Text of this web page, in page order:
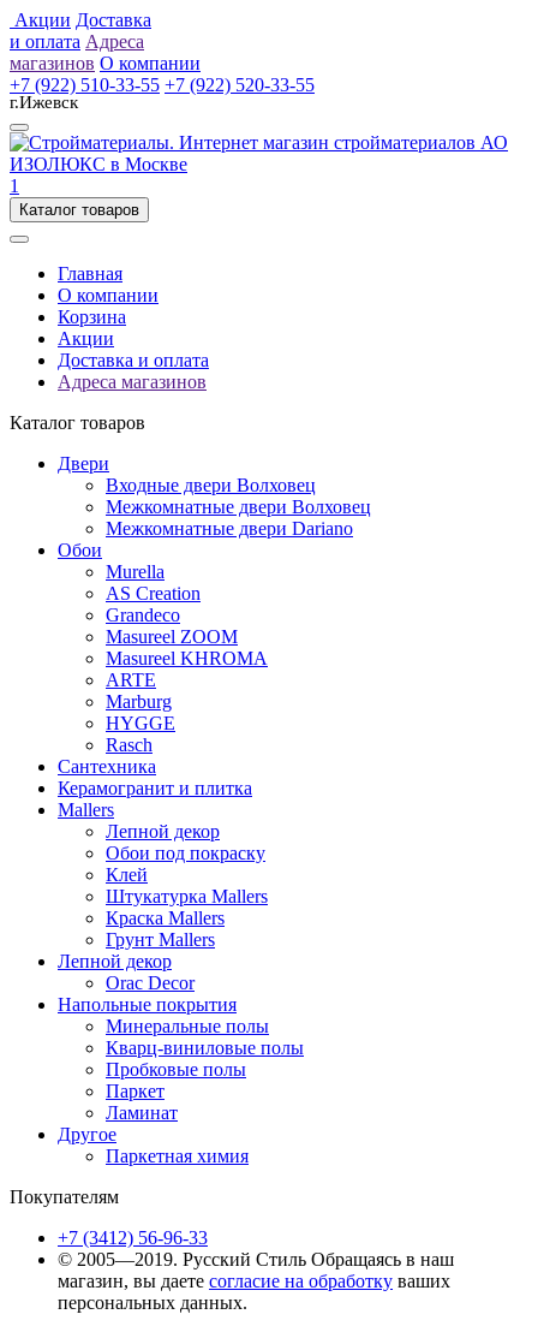
Акции Доставка
и оплата Адреса
магазинов О компании
+7 (922) 510-33-55 +7 (922) 520-33-55
г.Ижевск
1
Каталог товаров
Главная
О компании
Корзина
Акции
Доставка и оплата
Адреса магазинов
Каталог товаров
Двери
Входные двери Волховец
Межкомнатные двери Волховец
Межкомнатные двери Dariano
Обои
Murella
AS Creation
Grandeco
Masureel ZOOM
Masureel KHROMA
ARTE
Marburg
HYGGE
Rasch
Сантехника
Керамогранит и плитка
Mallers
Лепной декор
Обои под покраску
Клей
Штукатурка Mallers
Краска Mallers
Грунт Mallers
Лепной декор
Orac Decor
Напольные покрытия
Минеральные полы
Кварц-виниловые полы
Пробковые полы
Паркет
Ламинат
Другое
Паркетная химия
Покупателям
+7 (3412) 56-96-33
© 2005—2019. Русский Стиль Обращаясь в наш
магазин, вы даете согласие на обработку ваших
персональных данных.